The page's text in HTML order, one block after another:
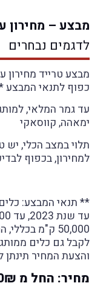
מבצע – מחירון
לדגמים נבחרים
מבצע טרייד מחירון
כפוף לתנאי המבצע
עד גמר המלאי,
ימאהה, קווסאקי
תלוי במצב הכלי, יש
למחירון, בכפוף
** תנאי המבצע:
50,000 ק"מ
לקבל גם כלים
והצעת המחיר תינתן
מחיר: החל מ 5,000₪